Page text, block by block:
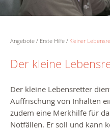
Angebote Erste Hilfe Kleiner
Der kleine
Der kleine Lebensretter
Auffrischung von Inhalten
zudem eine Merkhilfe für
Notfällen. Er soll und kann